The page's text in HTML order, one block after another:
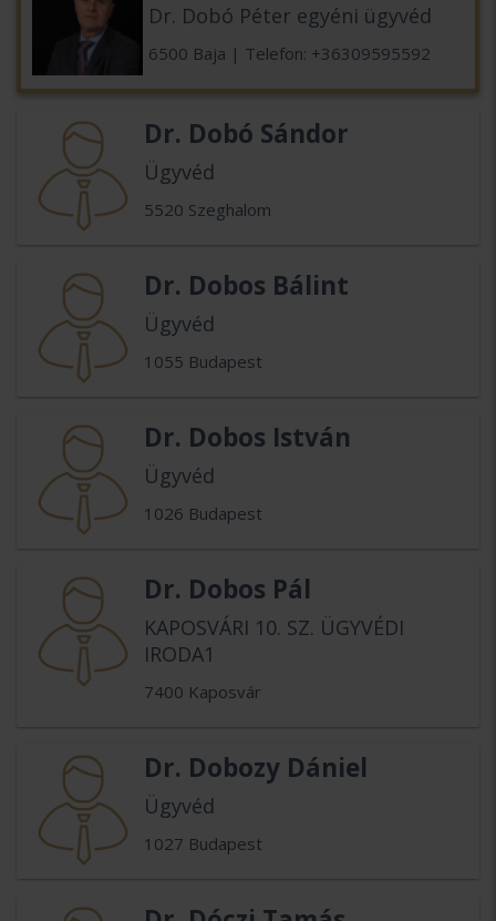
Dr. Dobó Péter egyéni ügyvéd
6500 Baja | Telefon: +36309595592
Dr. Dobó Sándor
Ügyvéd
5520 Szeghalom
Dr. Dobos Bálint
Ügyvéd
1055 Budapest
Dr. Dobos István
Ügyvéd
1026 Budapest
Dr. Dobos Pál
KAPOSVÁRI 10. SZ. ÜGYVÉDI
IRODA1
7400 Kaposvár
Dr. Dobozy Dániel
Ügyvéd
1027 Budapest